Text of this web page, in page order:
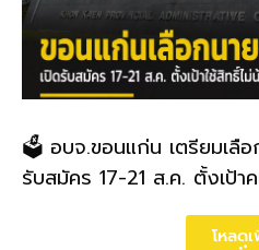
🗳️ อบจ.ขอนแก่น เตรียมเลื
รับสมัคร 17-21 ส.ค. ตั้งเป้
โหลด